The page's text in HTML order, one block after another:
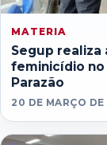
MATERIA
Segup
feminicídio
Parazão
20 DE MARÇO